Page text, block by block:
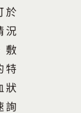
於
況
敷
特
狀
詢